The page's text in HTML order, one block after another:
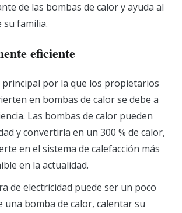
de las bombas de calor y ayuda al
su familia.
eficiente
principal por la que los propietarios
en bombas de calor se debe a
Las bombas de calor pueden
y convertirla en un 300 % de calor,
en el sistema de calefacción más
en la actualidad.
de electricidad puede ser un poco
una bomba de calor, calentar su